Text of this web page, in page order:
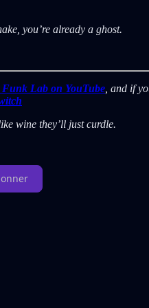
you’re already a ghost.
Funk Lab on YouTube , and if
wine they’ll just curdle.